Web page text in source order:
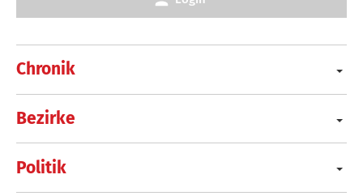
Chronik
Bezirke
Politik